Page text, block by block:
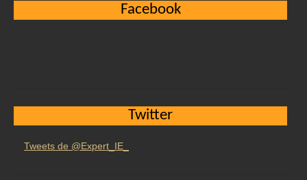
Facebook
Twitter
Tweets de @Expert_IE_